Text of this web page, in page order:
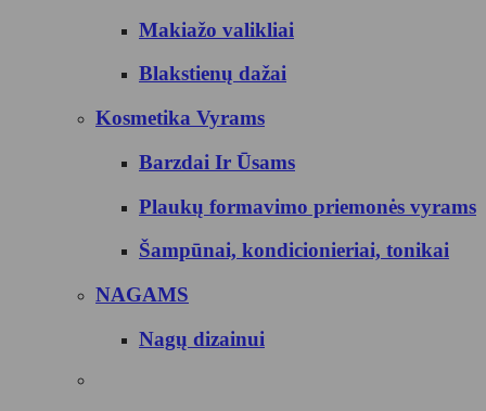
Makiažo valikliai
Blakstienų dažai
Kosmetika Vyrams
Barzdai Ir Ūsams
Plaukų formavimo priemonės vyrams
Šampūnai, kondicionieriai, tonikai
NAGAMS
Nagų dizainui